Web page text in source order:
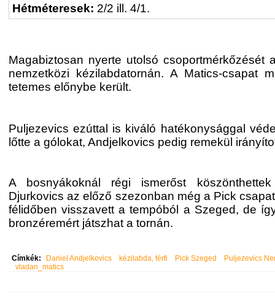
Hétméteresek: 2/2 ill. 4/1.
Magabiztosan nyerte utolsó csoportmérkőzését
nemzetközi kézilabdatornán. A Matics-csapat
tetemes előnybe került.
Puljezevics ezúttal is kiváló hatékonysággal
lőtte a gólokat, Andjelkovics pedig remekül
A bosnyákoknál régi ismerőst
Djurkovics az előző szezonban még a Pick
félidőben visszavett a tempóból a Szeged, de
bronzéremért játszhat a tornán.
Címkék: Daniel Andjelkovics kézilabda, férfi Pick Szeged
Puljezevics
vladan_matics